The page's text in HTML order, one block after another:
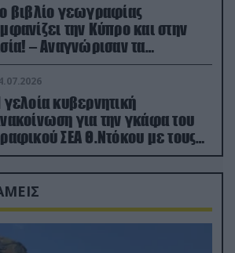
βιβλίο γεωγραφίας
την Κύπρο και στην
– Αναγνώρισαν τα
(φωτο)
γελοία κυβερνητική
για την γκάφα του
ΣΕΑ Θ.Ντόκου με τους
φαρσέρ